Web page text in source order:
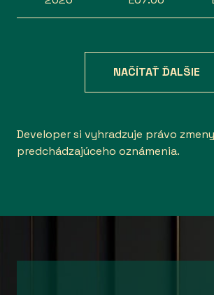
NAČÍTAŤ ĎALŠIE
Developer si vyhradzuje právo
predchádzajúceho oznámenia.